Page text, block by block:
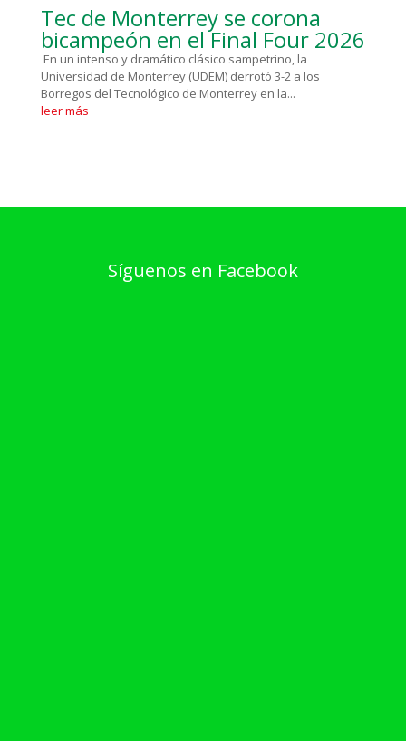
Tec de Monterrey se corona
bicampeón en el Final Four 2026
En un intenso y dramático clásico sampetrino, la
Universidad de Monterrey (UDEM) derrotó 3-2 a los
Borregos del Tecnológico de Monterrey en la...
leer más
Síguenos en Facebook